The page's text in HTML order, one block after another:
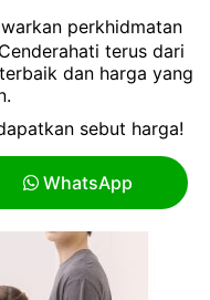
perkhidmatan
terus dari
dan harga yang
sebut harga!
WhatsApp